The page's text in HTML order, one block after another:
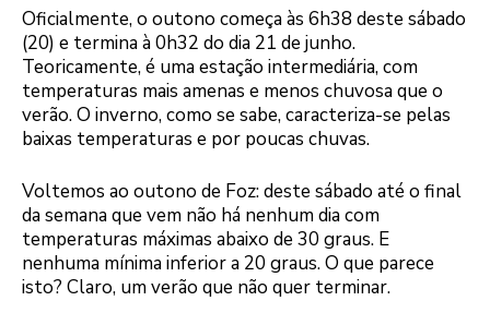
Oficialmente, o outono começa às 6h38 deste sábado
(20) e termina à 0h32 do dia 21 de junho.
Teoricamente, é uma estação intermediária, com
temperaturas mais amenas e menos chuvosa que o
verão. O inverno, como se sabe, caracteriza-se pelas
baixas temperaturas e por poucas chuvas.
Voltemos ao outono de Foz: deste sábado até o final
da semana que vem não há nenhum dia com
temperaturas máximas abaixo de 30 graus. E
nenhuma mínima inferior a 20 graus. O que parece
isto? Claro, um verão que não quer terminar.